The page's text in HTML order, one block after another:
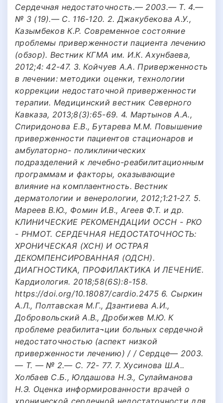
Сердечная недостаточность.— 2003.— Т. 4.—
№ 3 (19).— С. 116-120. 2. Джакубекова А.У.,
Казымбеков К.Р. Современное состояние
проблемы приверженности пациента лечению
(обзор). Вестник КГМА им. И.К. Ахунбаева,
2012;4: 42-47. 3. Койчуев А.A. Приверженность
в лечении: методики оценки, технологии
коррекции недостаточной приверженности
терапии. Медицинский вестник Северного
Кавказа, 2013;8(3):65-69. 4. Мартынов А.А.,
Спиридонова Е.В., Бутарева М.М. Повышение
приверженности пациентов стационаров и
амбулаторно- поликлинических
подразделений к лечебно-реабилитационным
программам и факторы, оказывающие
влияние на комплаентность. Вестник
дерматологии и венерологии, 2012;1:21-27. 5.
Мареев В.Ю., Фомин И.В., Агеев Ф.Т. и др.
КЛИНИЧЕСКИЕ РЕКОМЕНДАЦИИ ОССН - РКО
- РНМОТ. СЕРДЕЧНАЯ НЕДОСТАТОЧНОСТЬ:
ХРОНИЧЕСКАЯ (ХСН) И ОСТРАЯ
ДЕКОМПЕНСИРОВАННАЯ (ОДСН).
ДИАГНОСТИКА, ПРОФИЛАКТИКА И ЛЕЧЕНИЕ.
Кардиология. 2018;58(6S):8-158.
https://doi.org/10.18087/cardio.2475 6. Сыркин
А.Л., Полтавская М.Г., Дзантиева А.И.,
Добровольский А.В., Дробижев М.Ю. К
проблеме реабилита¬ции больных сердечной
недостаточностью (аспект низкой
приверженности лечению) / / Сердце— 2003.
— Т. — № 2.— С. 72- 77. 7. Хусинова Ш.А..
Холбаев С.Б., Юлдашова Н.Э., Сулайманова
Н.Э. Оценка информированности врачей о
хронической сердечной недостаточности для